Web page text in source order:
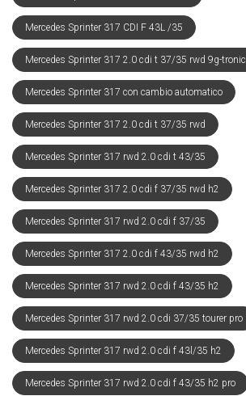
Mercedes Sprinter 317 CDI F 43L /35
Mercedes Sprinter 317 2.0 cdi t 37/35 rwd 9g-tronic
Mercedes Sprinter 317 con cambio automatico
Mercedes Sprinter 317 2.0 cdi t 37/35 rwd
Mercedes Sprinter 317 rwd 2.0 cdi t 43/35
Mercedes Sprinter 317 2.0 cdi f 37/35 rwd h2
Mercedes Sprinter 317 rwd 2.0 cdi f 37/35
Mercedes Sprinter 317 2.0 cdi f 43/35 rwd h2
Mercedes Sprinter 317 rwd 2.0 cdi f 43/35 h2
Mercedes Sprinter 317 rwd 2.0 cdi 37/35 tourer pro
Mercedes Sprinter 317 rwd 2.0 cdi f 43l/35 h2
Mercedes Sprinter 317 rwd 2.0 cdi f 43/35 h2 pro